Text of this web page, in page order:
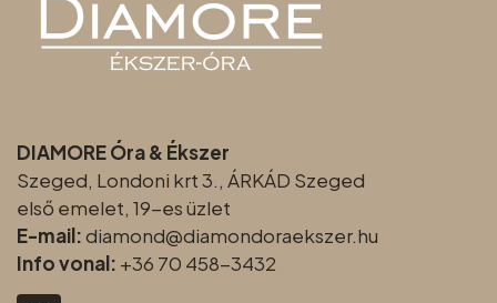
DIAMORE Óra & Ékszer
Szeged, Londoni krt 3., ÁRKÁD Szeged
első emelet, 19-es üzlet
E-mail:diamond@diamondoraekszer.hu
Info vonal: +36 70 458-3432